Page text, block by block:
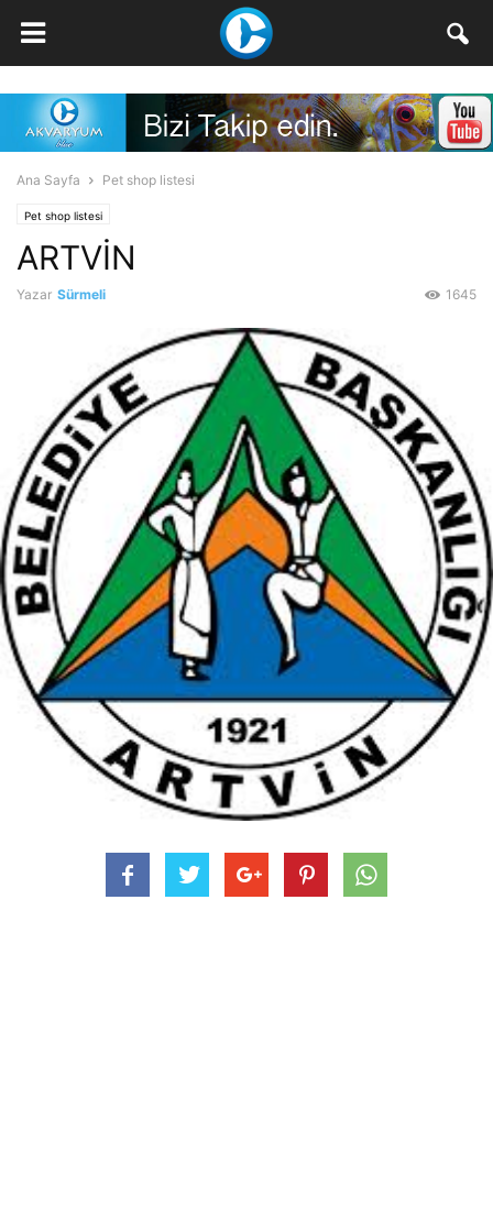
Ana Sayfa Pet shop listesi
Pet shop listesi
ARTVİN
Yazar Sürmeli 1645